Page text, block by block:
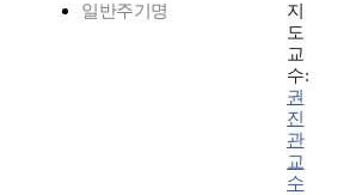
일반주기명
지
도
교
수:
권
진
관
교
수